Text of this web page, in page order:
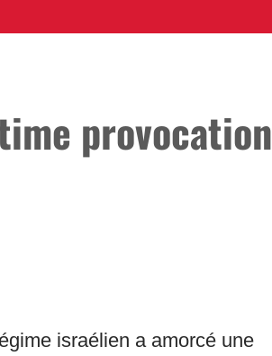
provocation
israélien a amorcé une